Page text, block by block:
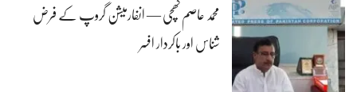
محمد عاصم کھچی — انفارمیشن گروپ کے فرض
شناس اور باکردار افسر